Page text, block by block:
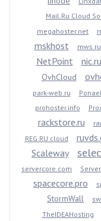
Mail.Ru Cloud
megahoster.net
mskhost
mws.ru
NetPoint nic.ru
OvhCloud
park-web.ru
prohoster.info
rackstore.ru
REG.RU cloud
Scaleway
servercore.com
spacecore.pro
StormWall
TheIDEAHosting